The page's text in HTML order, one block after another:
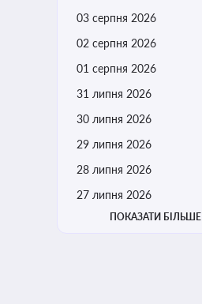
03 серпня 2026
02 серпня 2026
01 серпня 2026
31 липня 2026
30 липня 2026
29 липня 2026
28 липня 2026
27 липня 2026
ПОКАЗАТИ БІЛЬШЕ